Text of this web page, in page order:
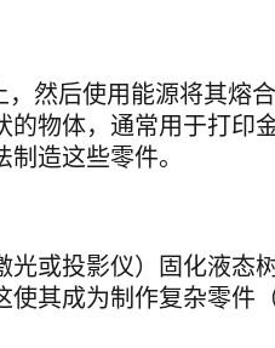
，然后使用能源将其熔
物体，通常用于打印
造这些零件。
或投影仪）固化液态
使其成为制作复杂零件